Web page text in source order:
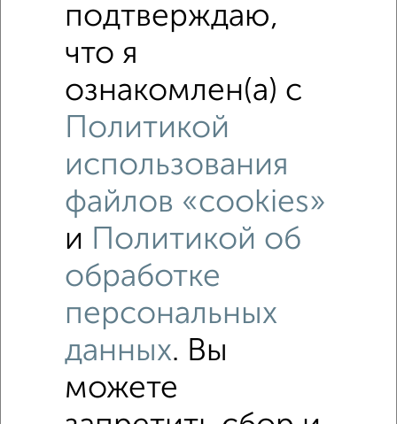
Рядом, с меньшей ценой
Недалеко от Школьная 9 с ценой ниже
1-к квартиры
Поиск по схожим параметрам:
на улице Школьная С холодильником
С бытовой техникой
подтверждаю,
что я
ознакомлен(а) с
Политикой
использования
файлов «cookies»
и
Политикой об
обработке
персональных
данных. Вы
можете